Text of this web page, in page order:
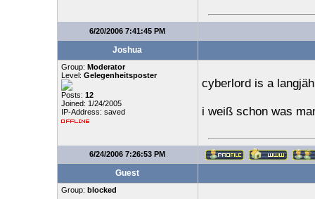
6/20/2006 7:41:45 PM
Joshua
Group: Moderator
Level: Gelegenheitsposter
Posts: 12
Joined: 1/24/2005
IP-Address: saved
cyberlord is a
i weiß schon was
6/24/2006 7:26:53 PM
Guest
Group: blocked